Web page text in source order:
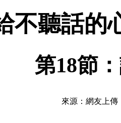
不聽話
第18節
來源：網友上